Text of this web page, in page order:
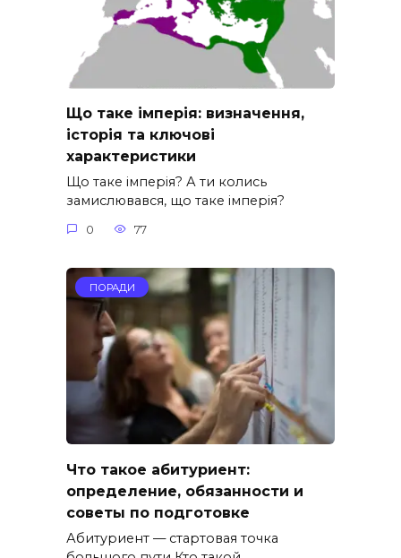
Що таке імперія: визначення,
історія та ключові
характеристики
Що таке імперія? А ти колись
замислювався, що таке імперія?
0 77
ПОРАДИ
Что такое абитуриент:
определение, обязанности и
советы по подготовке
Абитуриент — стартовая точка